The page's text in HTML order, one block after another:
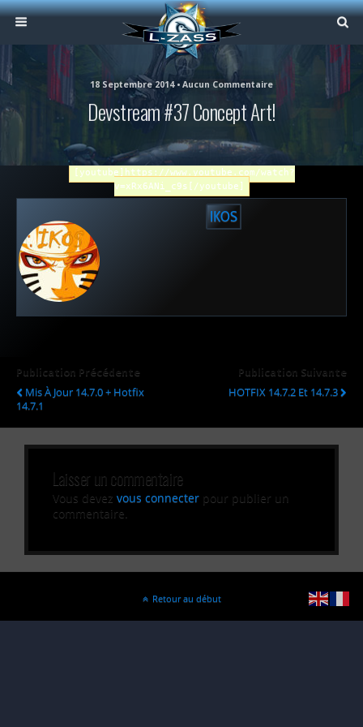
18 Septembre 2014 • Aucun Commentaire
Devstream #37 Concept Art!
[youtube]https://www.youtube.com/watch?
v=xRx6ANi_c9s[/youtube]
IKOS
Publication Précédente
Mis À Jour 14.7.0 + Hotfix
14.7.1
Publication Suivante
HOTFIX 14.7.2 Et 14.7.3
Laisser un commentaire
Vous devez vous connecter pour publier un
commentaire.
Retour au début